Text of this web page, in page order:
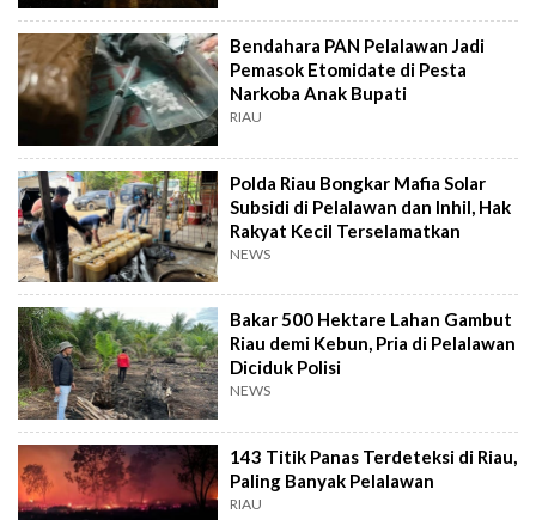
Bendahara PAN Pelalawan Jadi
Pemasok Etomidate di Pesta
Narkoba Anak Bupati
RIAU
Polda Riau Bongkar Mafia Solar
Subsidi di Pelalawan dan Inhil, Hak
Rakyat Kecil Terselamatkan
NEWS
Bakar 500 Hektare Lahan Gambut
Riau demi Kebun, Pria di Pelalawan
Diciduk Polisi
NEWS
143 Titik Panas Terdeteksi di Riau,
Paling Banyak Pelalawan
RIAU